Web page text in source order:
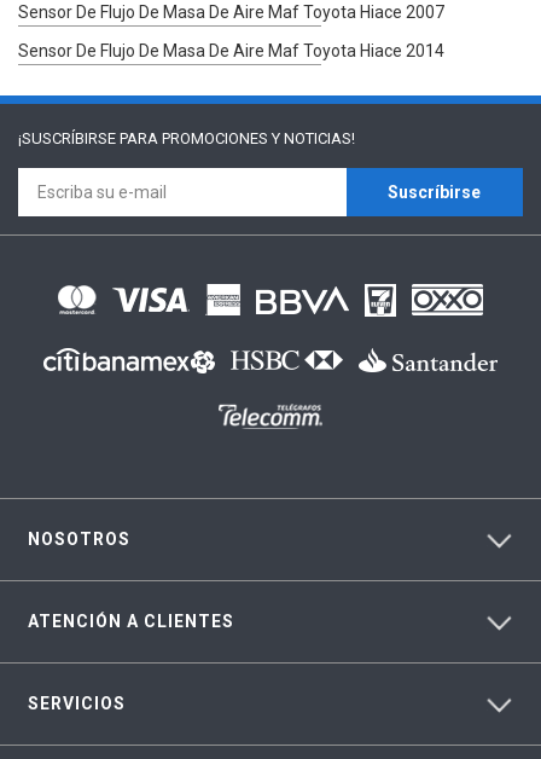
Sensor De Flujo De Masa De Aire Maf Toyota Hiace 2007
Sensor De Flujo De Masa De Aire Maf Toyota Hiace 2014
¡SUSCRÍBIRSE PARA PROMOCIONES Y NOTICIAS!
Suscríbirse
NOSOTROS
ATENCIÓN A CLIENTES
SERVICIOS